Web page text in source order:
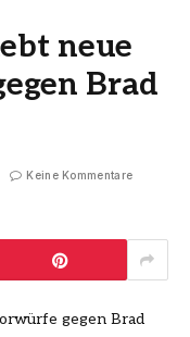
neue
Brad
Keine Kommentare